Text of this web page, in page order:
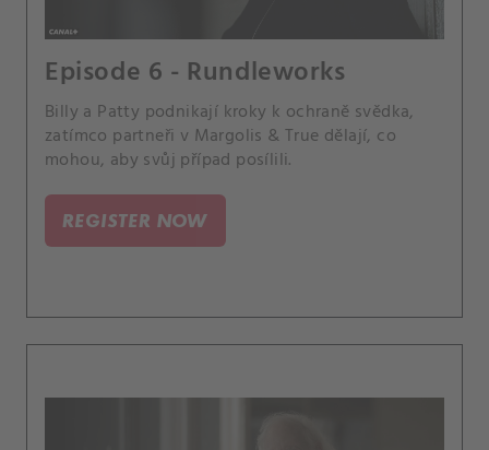
Episode 6 - Rundleworks
Billy a Patty podnikají kroky k ochraně svědka,
zatímco partneři v Margolis & True dělají, co
mohou, aby svůj případ posílili.
REGISTER NOW